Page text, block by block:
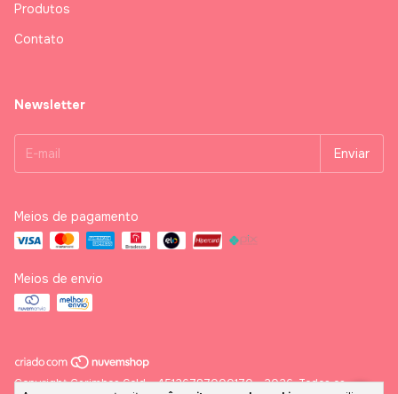
Produtos
Contato
Newsletter
Meios de pagamento
Meios de envio
Copyright Carimbos Gold - 45126787000170 - 2026. Todos os